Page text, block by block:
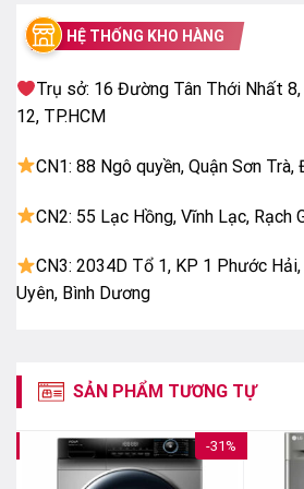
độ ẩm, SensiCare điều chỉnh thời
kích cỡ tải trọng và loại vải để
được vẻ sáng mới lâu hơn.
HỆ THỐNG KHO HÀNG
Trụ sở: 16 Đường Tân Thới Nhất
12, TP.HCM
CN1: 88 Ngô quyền, Quận Sơn Trà,
CN2: 55 Lạc Hồng, Vĩnh Lạc, Rạch
CN3: 2034D Tổ 1, KP 1 Phước Hải,
Uyên, Bình Dương
SẢN PHẨM TƯƠNG TỰ
-31%